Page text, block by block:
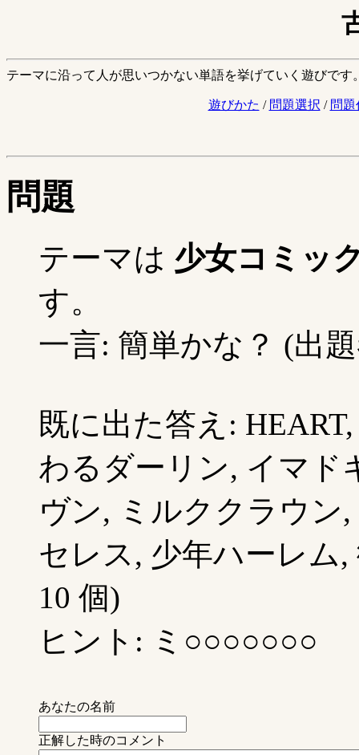
テーマに沿って人が思いつかない単語を挙げていく遊びです
遊びかた / 問題選択 / 問題
問題
テーマは 少女コミッ
す。
一言: 簡単かな？ (出
既に出た答え:
わるダーリン, イマド
ヴン, ミルククラウン
セレス, 少年ハーレム
10 個)
ヒント: ミ○○○○○○○
あなたの名前
正解した時のコメント